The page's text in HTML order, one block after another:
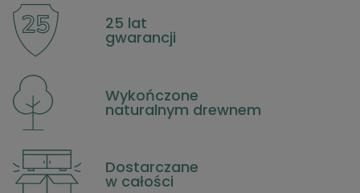
25 lat
gwarancji
Wykończone
naturalnym drewnem
Dostarczane
w całości